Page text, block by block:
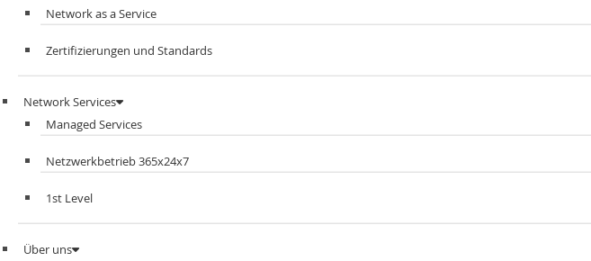
Network as a Service
Zertifizierungen und Standards
Network Services
Managed Services
Netzwerkbetrieb 365x24x7
1st Level
Über uns